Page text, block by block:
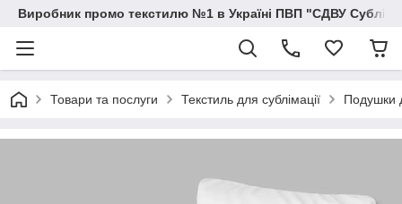
Виробник промо текстилю №1 в Україні ПВП "СДВУ
Товари та послуги Текстиль для сублімації Подушки